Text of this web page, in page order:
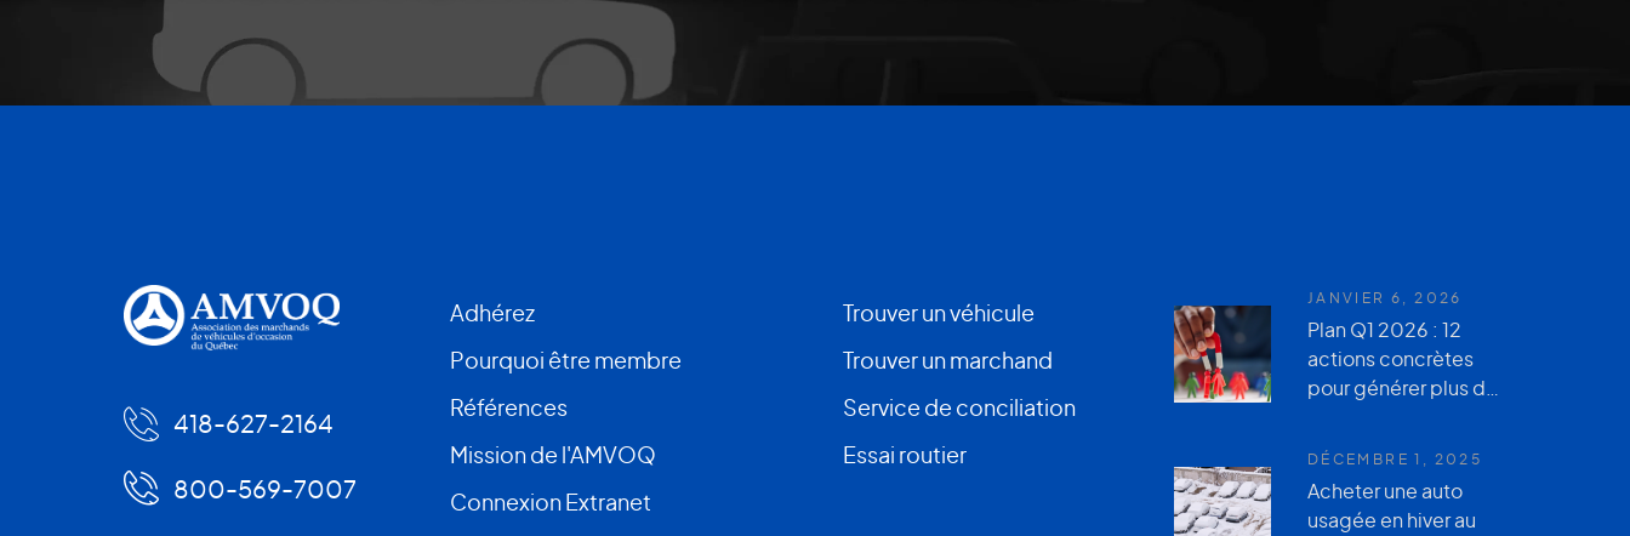
418-627-2164
800-569-7007
Adhérez
Pourquoi être membre
Références
Mission de l'AMVOQ
Connexion Extranet
Trouver un véhicule
Trouver un marchand
Service de conciliation
Essai routier
JANVIER 6, 2026
Plan Q1 2026 : 12
actions concrètes
pour générer plus de
le GVO, votre site
AutoUsagée.ca
DÉCEMBRE 1, 2025
Acheter une auto
usagée en hiver au